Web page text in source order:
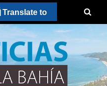
Translate to